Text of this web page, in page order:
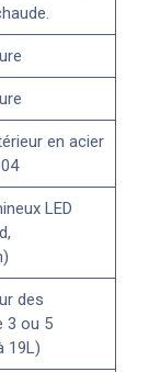
en acier
LED
des
3 ou 5
19L)